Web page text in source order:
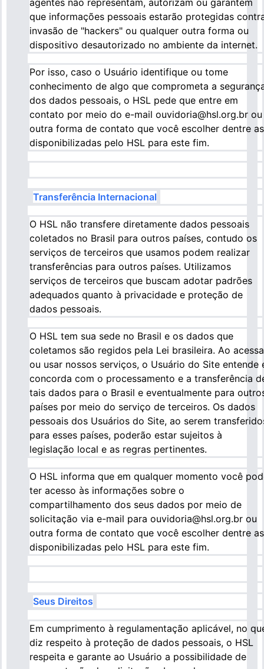
agentes não representam, autorizam ou garantem
que informações pessoais estarão protegidas
invasão de "hackers" ou qualquer outra forma ou
dispositivo desautorizado no ambiente da internet.
Por isso, caso o Usuário identifique ou tome
conhecimento de algo que comprometa a
dos dados pessoais, o HSL pede que entre em
contato por meio do e-mail ouvidoria@hsl.org.br ou
outra forma de contato que você escolher dentre as
disponibilizadas pelo HSL para este fim.
Transferência Internacional
O HSL não transfere diretamente dados pessoais
coletados no Brasil para outros países, contudo os
serviços de terceiros que usamos podem realizar
transferências para outros países. Utilizamos
serviços de terceiros que buscam adotar padrões
adequados quanto à privacidade e proteção de
dados pessoais.
O HSL tem sua sede no Brasil e os dados que
coletamos são regidos pela Lei brasileira. Ao
ou usar nossos serviços, o Usuário do Site entende
concorda com o processamento e a transferência
tais dados para o Brasil e eventualmente para
países por meio do serviço de terceiros. Os dados
pessoais dos Usuários do Site, ao serem
para esses países, poderão estar sujeitos à
legislação local e as regras pertinentes.
O HSL informa que em qualquer momento você
ter acesso às informações sobre o
compartilhamento dos seus dados por meio de
solicitação via e-mail para ouvidoria@hsl.org.br ou
outra forma de contato que você escolher dentre as
disponibilizadas pelo HSL para este fim.
Seus Direitos
Em cumprimento à regulamentação aplicável, no
diz respeito à proteção de dados pessoais, o HSL
respeita e garante ao Usuário a possibilidade de